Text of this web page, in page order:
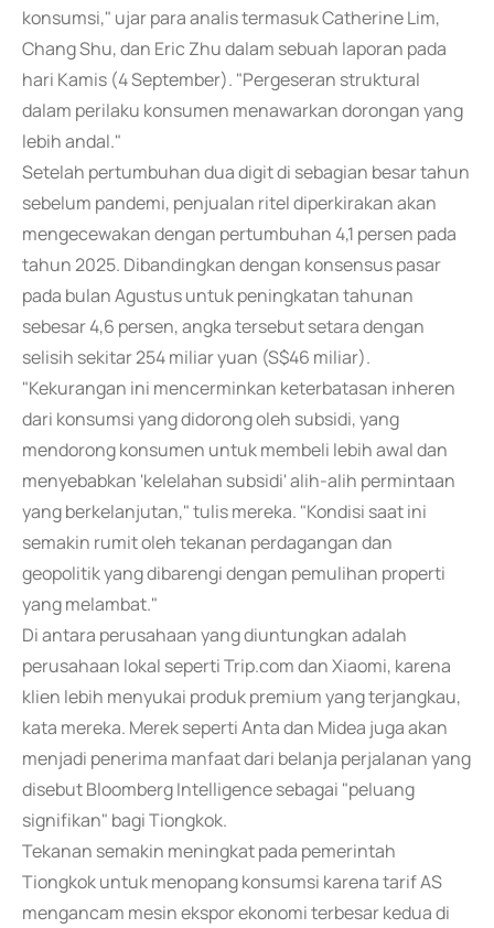
konsumsi," ujar para analis termasuk Catherine Lim,
Chang Shu, dan Eric Zhu dalam sebuah laporan pada
hari Kamis (4 September). "Pergeseran struktural
dalam perilaku konsumen menawarkan dorongan yang
lebih andal."
Setelah pertumbuhan dua digit di sebagian besar tahun
sebelum pandemi, penjualan ritel diperkirakan akan
mengecewakan dengan pertumbuhan 4,1 persen pada
tahun 2025. Dibandingkan dengan konsensus pasar
pada bulan Agustus untuk peningkatan tahunan
sebesar 4,6 persen, angka tersebut setara dengan
selisih sekitar 254 miliar yuan (S$46 miliar).
"Kekurangan ini mencerminkan keterbatasan inheren
dari konsumsi yang didorong oleh subsidi, yang
mendorong konsumen untuk membeli lebih awal dan
menyebabkan 'kelelahan subsidi' alih-alih permintaan
yang berkelanjutan," tulis mereka. "Kondisi saat ini
semakin rumit oleh tekanan perdagangan dan
geopolitik yang dibarengi dengan pemulihan properti
yang melambat."
Di antara perusahaan yang diuntungkan adalah
perusahaan lokal seperti Trip.com dan Xiaomi, karena
klien lebih menyukai produk premium yang terjangkau,
kata mereka. Merek seperti Anta dan Midea juga akan
menjadi penerima manfaat dari belanja perjalanan yang
disebut Bloomberg Intelligence sebagai "peluang
signifikan" bagi Tiongkok.
Tekanan semakin meningkat pada pemerintah
Tiongkok untuk menopang konsumsi karena tarif AS
mengancam mesin ekspor ekonomi terbesar kedua di